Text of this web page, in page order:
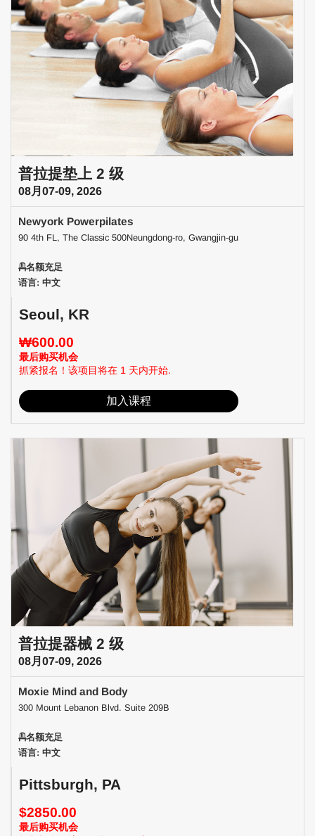
普拉提垫上 2 级
08月07-09, 2026
Newyork Powerpilates
90 4th FL, The Classic 500Neungdong-ro, Gwangjin-gu
名额充足
语言: 中文
Seoul, KR
₩600.00
最后购买机会
抓紧报名！该项目将在 1 天内开始.
加入课程
普拉提器械 2 级
08月07-09, 2026
Moxie Mind and Body
300 Mount Lebanon Blvd. Suite 209B
名额充足
语言: 中文
Pittsburgh, PA
$2850.00
最后购买机会